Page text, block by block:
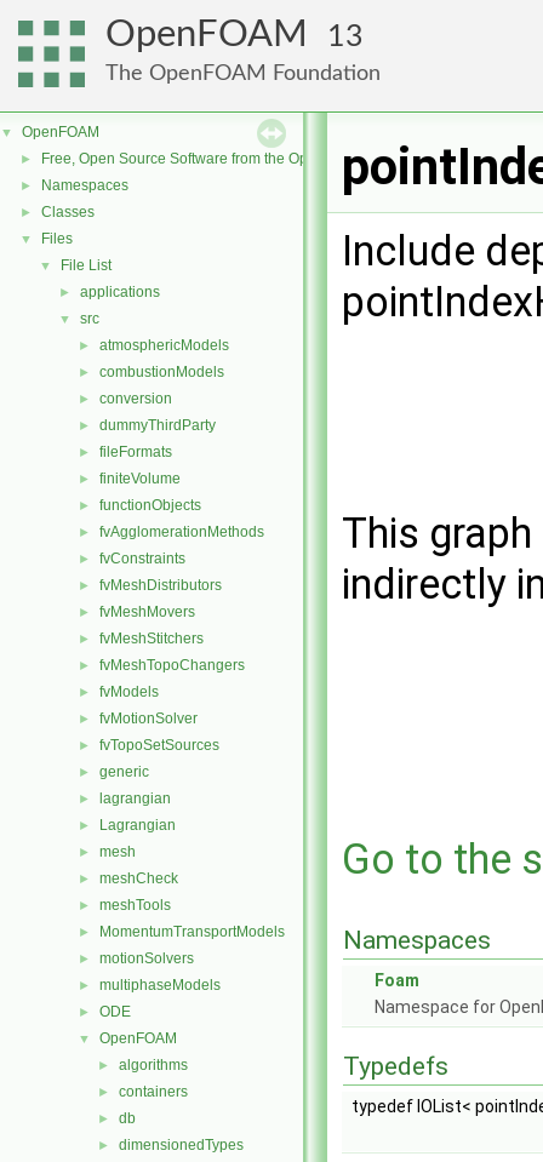
OpenFOAM 13
The OpenFOAM Foundation
▼ OpenFOAM
► Free, Open Source Software from the OpenFOAM Foundation
► Namespaces
► Classes
▼ Files
▼ File List
► applications
▼ src
► atmosphericModels
► combustionModels
► conversion
► dummyThirdParty
► fileFormats
► finiteVolume
► functionObjects
► fvAgglomerationMethods
► fvConstraints
► fvMeshDistributors
► fvMeshMovers
► fvMeshStitchers
► fvMeshTopoChangers
► fvModels
► fvMotionSolver
► fvTopoSetSources
► generic
► lagrangian
► Lagrangian
► mesh
► meshCheck
► meshTools
► MomentumTransportModels
► motionSolvers
► multiphaseModels
► ODE
▼ OpenFOAM
► algorithms
► containers
► db
► dimensionedTypes
Include
This
indirectly
Go to the
Namespaces
Foam
Namespace for
Typedefs
typedef IOList<